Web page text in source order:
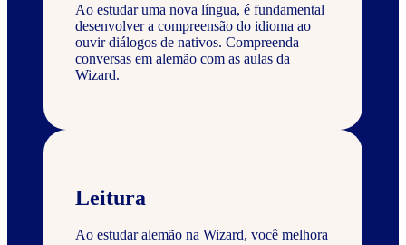
Ao estudar uma nova língua, é fundamental
desenvolver a compreensão do idioma ao
ouvir diálogos de nativos. Compreenda
conversas em alemão com as aulas da
Wizard.
Leitura
Ao estudar alemão na Wizard, você melhora